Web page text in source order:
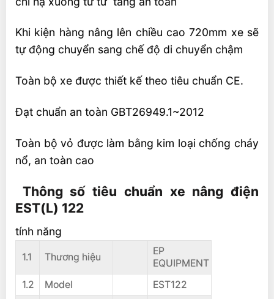
Khi kiện hàng nâng lên chiều cao 720mm xe sẽ
tự động chuyển sang chế độ di chuyển chậm
Toàn bộ xe được thiết kế theo tiêu chuẩn CE.
Đạt chuẩn an toàn GBT26949.1~2012
Toàn bộ vỏ được làm bằng kim loại chống cháy
nổ, an toàn cao
Thông số tiêu chuẩn xe nâng điện
EST(L) 122
tính năng
1.1 Thương hiệu
EP
EQUIPMENT
1.2
Model
EST122